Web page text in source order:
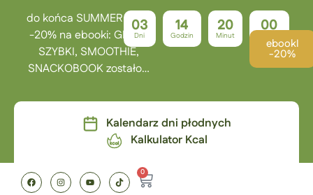
do końca SUMMER TIME
-20% na ebooki: GRILL,
SZYBKI, SMOOTHIE,
SNACKOBOOK zostało…
03
Dni
14
Godzin
19
Minut
59
ebookI
-20%
Kalendarz dni płodnych
Kalkulator Kcal
0